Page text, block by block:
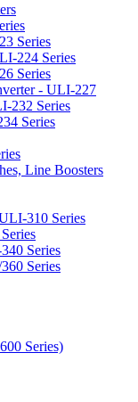
Series
224 Series
Series
- ULI-227
232 Series
Series
Line Boosters
310 Series
Series
Series
Series)